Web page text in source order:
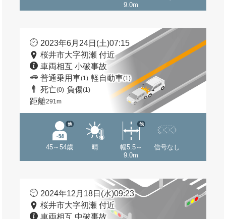
9.0m
2023年6月24日(土)07:15
桜井市大字初瀬 付近
車両相互 小破事故
普通乗用車(1) 軽自動車(1)
死亡(0) 負傷(1)
距離291m
45～54歳
他
晴
幅5.5～
9.0m
他
信号なし
2024年12月18日(水)09:23
桜井市大字初瀬 付近
車両相互 中破事故